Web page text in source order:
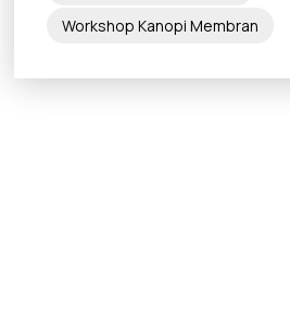
Workshop Kanopi Membran